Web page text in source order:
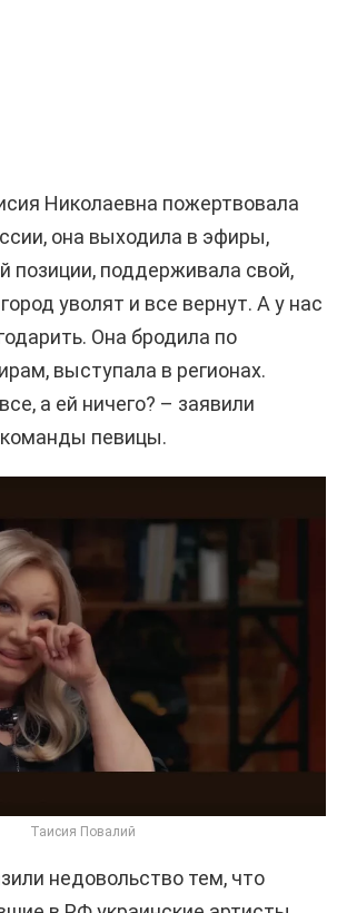
Николаевна пожертвовала
она выходила в эфиры,
позиции, поддерживала свой,
уволят и все вернут. А у нас
Она бродила по
выступала в регионах.
а ей ничего? – заявили
певицы.
Таисия Повалий
недовольство тем, что